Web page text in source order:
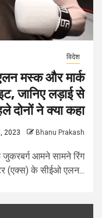
विदेश
मस्क और मार्क
जानिए लड़ाई से
दोनों ने क्या कहा
2023 Bhanu Prakash
आमने सामने रिंग
(एक्स) के सीईओ एलन...